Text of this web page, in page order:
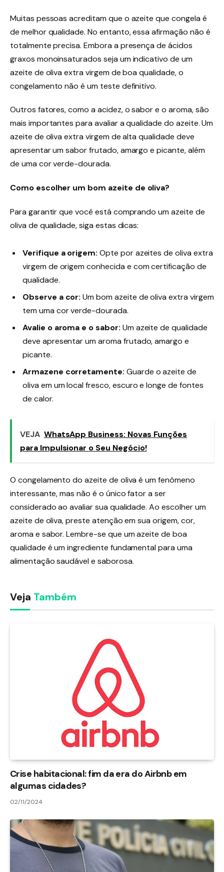
Muitas pessoas acreditam que o azeite que congela é
de melhor qualidade. No entanto, essa afirmação não é
totalmente precisa. Embora a presença de ácidos
graxos monoinsaturados seja um indicativo de um
azeite de oliva extra virgem de boa qualidade, o
congelamento não é um teste definitivo.
Outros fatores, como a acidez, o sabor e o aroma, são
mais importantes para avaliar a qualidade do azeite. Um
azeite de oliva extra virgem de alta qualidade deve
apresentar um sabor frutado, amargo e picante, além
de uma cor verde-dourada.
Como escolher um bom azeite de oliva?
Para garantir que você está comprando um azeite de
oliva de qualidade, siga estas dicas:
Verifique a origem: Opte por azeites de oliva extra
virgem de origem conhecida e com certificação de
qualidade.
Observe a cor: Um bom azeite de oliva extra virgem
tem uma cor verde-dourada.
Avalie o aroma e o sabor: Um azeite de qualidade
deve apresentar um aroma frutado, amargo e
picante.
Armazene corretamente: Guarde o azeite de
oliva em um local fresco, escuro e longe de fontes
de calor.
VEJA WhatsApp Business: Novas Funções
para Impulsionar o Seu Negócio!
O congelamento do azeite de oliva é um fenômeno
interessante, mas não é o único fator a ser
considerado ao avaliar sua qualidade. Ao escolher um
azeite de oliva, preste atenção em sua origem, cor,
aroma e sabor. Lembre-se que um azeite de boa
qualidade é um ingrediente fundamental para uma
alimentação saudável e saborosa.
Veja Também
Crise habitacional: fim da era do Airbnb em
algumas cidades?
02/11/2024